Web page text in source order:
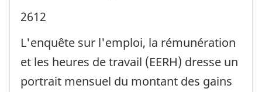
2612
L'enquête sur l'emploi, la rémunération
et les heures de travail (EERH) dresse un
portrait mensuel du montant des gains